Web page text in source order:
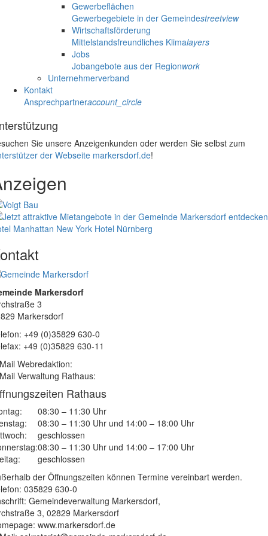
Gewerbeflächen
Gewerbegebiete in der Gemeindestreetview
Wirtschaftsförderung
Mittelstandsfreundliches Klimalayers
Jobs
Jobangebote aus der Regionwork
Unternehmerverband
Kontakt
Ansprechpartneraccount_circle
Sie unsere Anzeigenkunden oder werden Sie selbst zum
der Webseite markersdorf.de!
Manhattan New York Hotel Nürnberg
Markersdorf
3
Markersdorf
+49 (0)35829 630-0
+49 (0)35829 630-11
Webredaktion:
Verwaltung Rathaus:
Rathaus
08:30 – 11:30 Uhr
08:30 – 11:30 Uhr und 14:00 – 18:00 Uhr
geschlossen
08:30 – 11:30 Uhr und 14:00 – 17:00 Uhr
geschlossen
der Öffnungszeiten können Termine vereinbart werden.
035829 630-0
Gemeindeverwaltung Markersdorf,
3, 02829 Markersdorf
www.markersdorf.de